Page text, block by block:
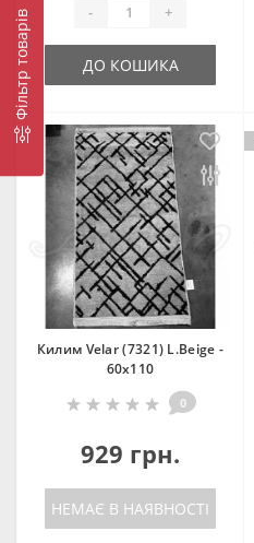
Фільтр товарів - +
ДО КОШИКА
Килим Velar (7321) L.Beige -
60х110
0
929 грн.
НЕМАЄ В НАЯВНОСТІ